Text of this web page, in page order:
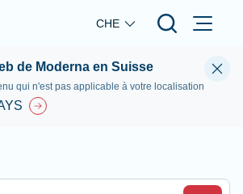
Skip to main content
CHE
de Moderna en Suisse
qui n'est pas applicable à votre localisation